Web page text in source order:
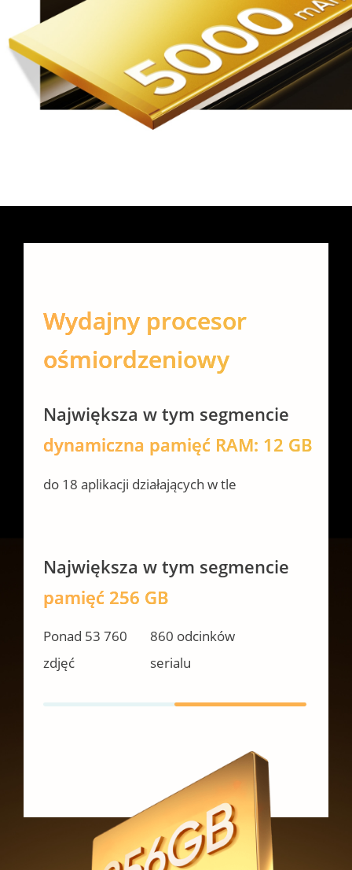
Wydajny procesor
ośmiordzeniowy
Największa w tym segmencie
dynamiczna pamięć RAM: 12 GB
do 18 aplikacji działających w tle
Największa w tym segmencie
pamięć 256 GB
Ponad 53 760
zdjęć
860 odcinków
serialu